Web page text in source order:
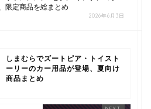
限定商品を総まとめ
2026年6月3日
しまむらでズートピア・トイスト
ーリーのカー用品が登場、夏向け
商品まとめ